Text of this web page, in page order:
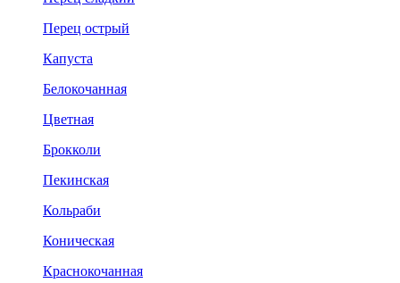
Перец острый
Капуста
Белокочанная
Цветная
Брокколи
Пекинская
Кольраби
Коническая
Краснокочанная